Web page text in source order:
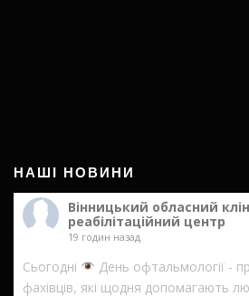
НАШІ НОВИНИ
Вінницький обласний
реабілітаційний центр
19 годин назад
Сьогодні
День офтальмології -
фахівців, які щодня допомагають